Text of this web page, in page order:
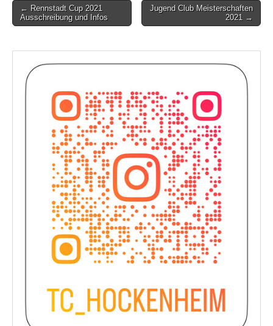
Post
navigation
← Rennstadt Cup 2021
Ausschreibung und Infos
Jugend Club Meisterschaften
2021 →